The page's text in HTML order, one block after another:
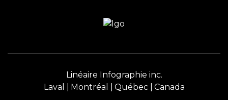
Linéaire Infographie inc.
Laval
Montréal Québec Canada